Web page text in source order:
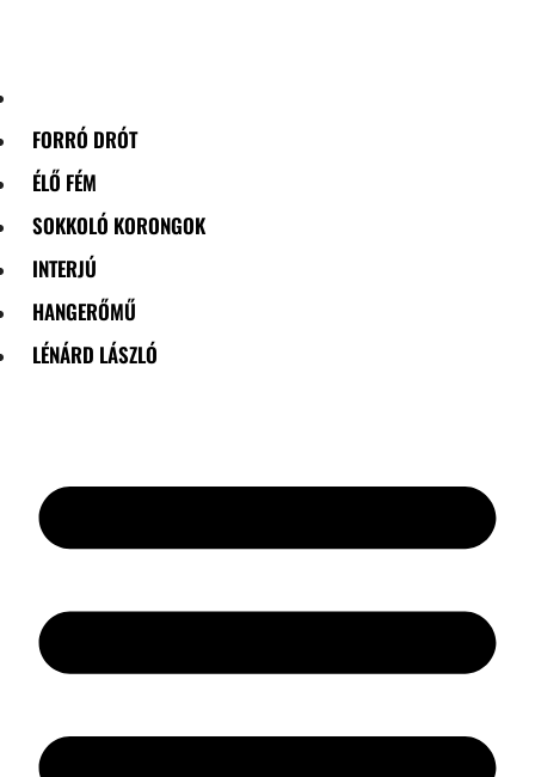
FORRÓ DRÓT
ÉLŐ FÉM
SOKKOLÓ KORONGOK
INTERJÚ
HANGERŐMŰ
LÉNÁRD LÁSZLÓ